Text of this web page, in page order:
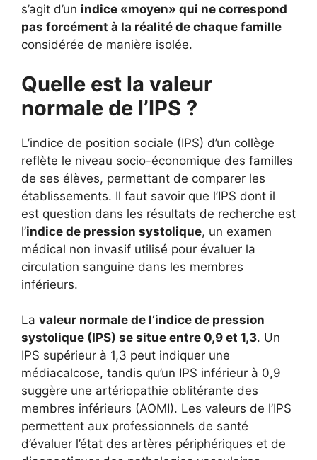
s’agit d’un indice «moyen» qui ne correspond
pas forcément à la réalité de chaque famille
considérée de manière isolée.
Quelle est la valeur
normale de l’IPS ?
L’indice de position sociale (IPS) d’un collège
reflète le niveau socio-économique des familles
de ses élèves, permettant de comparer les
établissements. Il faut savoir que l’IPS dont il
est question dans les résultats de recherche est
l’indice de pression systolique, un examen
médical non invasif utilisé pour évaluer la
circulation sanguine dans les membres
inférieurs.
La valeur normale de l’indice de pression
systolique (IPS) se situe entre 0,9 et 1,3. Un
IPS supérieur à 1,3 peut indiquer une
médiacalcose, tandis qu’un IPS inférieur à 0,9
suggère une artériopathie oblitérante des
membres inférieurs (AOMI). Les valeurs de l’IPS
permettent aux professionnels de santé
d’évaluer l’état des artères périphériques et de